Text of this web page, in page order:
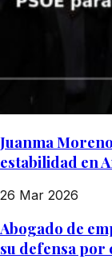
Juanma
estabilidad en
26 Mar 2026
Abogado de
su defensa